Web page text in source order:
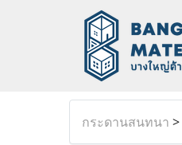
กระดานสนทนา >